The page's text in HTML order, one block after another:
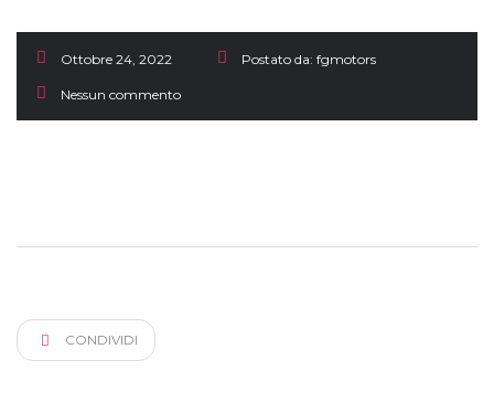
Ottobre 24, 2022 Postato da: fgmotors
Nessun commento
CONDIVIDI